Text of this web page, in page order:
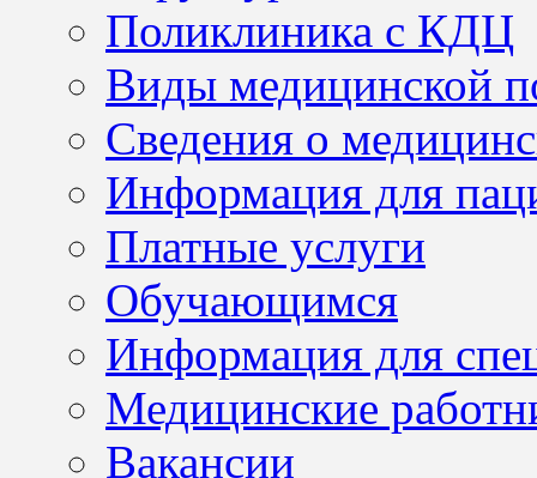
Поликлиника с КДЦ
Виды медицинской
Сведения о
Информация для
Платные услуги
Обучающимся
Информация для
Медицинские
Вакансии